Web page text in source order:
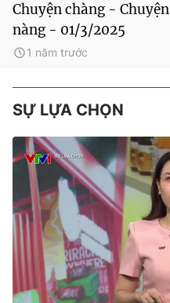
Chuyện chàng - Chuyện
nàng - 01/3/2025
1 năm trước
SỰ LỰA CHỌN